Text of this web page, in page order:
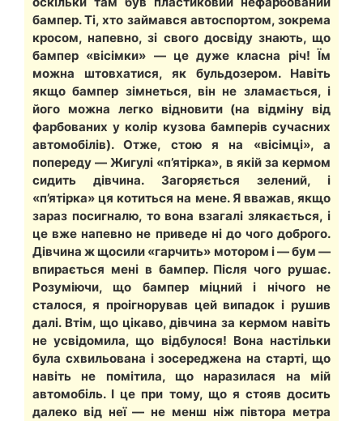
бампер. Ті, хто займався автоспортом, зокрема
кросом, напевно, зі свого досвіду знають, що
бампер «вісімки» — це дуже класна річ! Їм
можна штовхатися, як бульдозером. Навіть
якщо бампер зімнеться, він не зламається, і
його можна легко відновити (на відміну від
фарбованих у колір кузова бамперів сучасних
автомобілів). Отже, стою я на «вісімці», а
попереду — Жигулі «п’ятірка», в якій за кермом
сидить дівчина. Загоряється зелений, і
«п’ятірка» ця котиться на мене. Я вважав, якщо
зараз посигналю, то вона взагалі злякається, і
це вже напевно не приведе ні до чого доброго.
Дівчина ж щосили «гарчить» мотором і — бум —
впирається мені в бампер. Після чого рушає.
Розуміючи, що бампер міцний і нічого не
сталося, я проігнорував цей випадок і рушив
далі. Втім, що цікаво, дівчина за кермом навіть
не усвідомила, що відбулося! Вона настільки
була схвильована і зосереджена на старті, що
навіть не помітила, що наразилася на мій
автомобіль. І це при тому, що я стояв досить
далеко від неї — не менш ніж півтора метра